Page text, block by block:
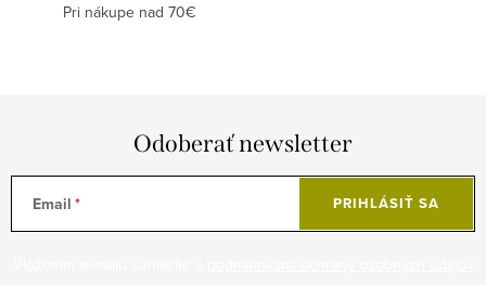
Pri nákupe nad 70€
Odoberať newsletter
Email PRIHLÁSIŤ SA